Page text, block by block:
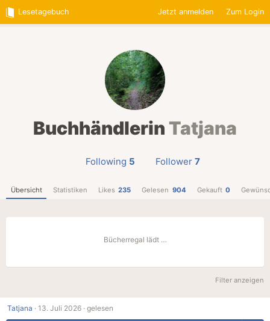
Lesetagebuch Jetzt anmelden Zum Login
Buchhändlerin Tatjana
Following 5 Follower 7
Übersicht Statistiken Likes 235 Gelesen 904 Gekauft 0
Bücherregal lädt …
Filter anzeigen
Tatjana · 13. Juli 2026 · gelesen